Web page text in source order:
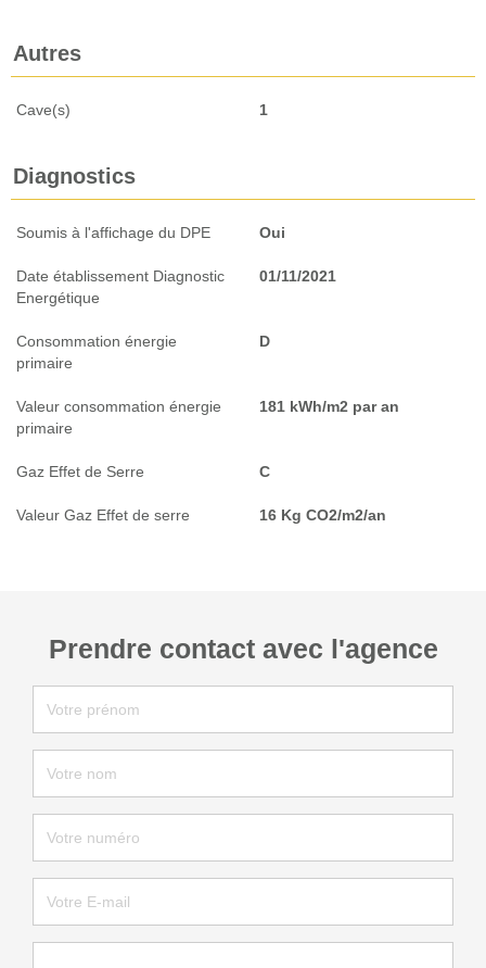
Autres
Cave(s) 1
Diagnostics
Soumis à l'affichage du DPE Oui
Date établissement Diagnostic
Energétique
01/11/2021
Consommation énergie
primaire
D
Valeur consommation énergie
primaire
181 kWh/m2 par an
Gaz Effet de Serre C
Valeur Gaz Effet de serre 16 Kg CO2/m2/an
Prendre contact avec l'agence